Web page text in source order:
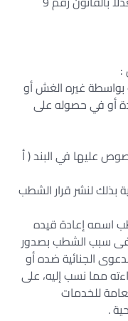
:
بواسطة غيره الغش أو
أو في حصوله على
عليها في البند ( أ
بذلك لنشر قرار الشطب
اسمه إعادة قيده
سبب الشطب بصدور
الجنائية ضده أو
مما نسب إليه، على
للخدمات
.